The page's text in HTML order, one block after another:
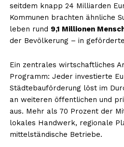
seitdem knapp 24 Milliarden
Kommunen brachten ähnliche
leben rund 9,1 Millionen
der Bevölkerung – in
Ein zentrales wirtschaftliches
Programm: Jeder investierte
Städtebauförderung löst im
an weiteren öffentlichen und
aus. Mehr als 70 Prozent der
lokales Handwerk, regionale
mittelständische Betriebe.